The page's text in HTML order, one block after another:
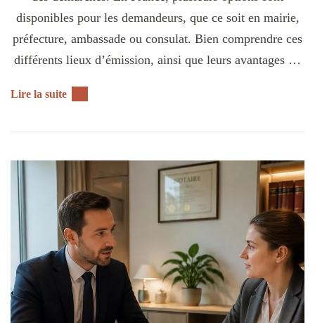
disponibles pour les demandeurs, que ce soit en mairie,
préfecture, ambassade ou consulat. Bien comprendre ces
différents lieux d’émission, ainsi que leurs avantages …
Lire la suite